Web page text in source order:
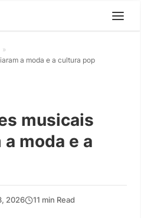
»
a moda e a cultura pop
musicais
moda e a
2026 11 min Read